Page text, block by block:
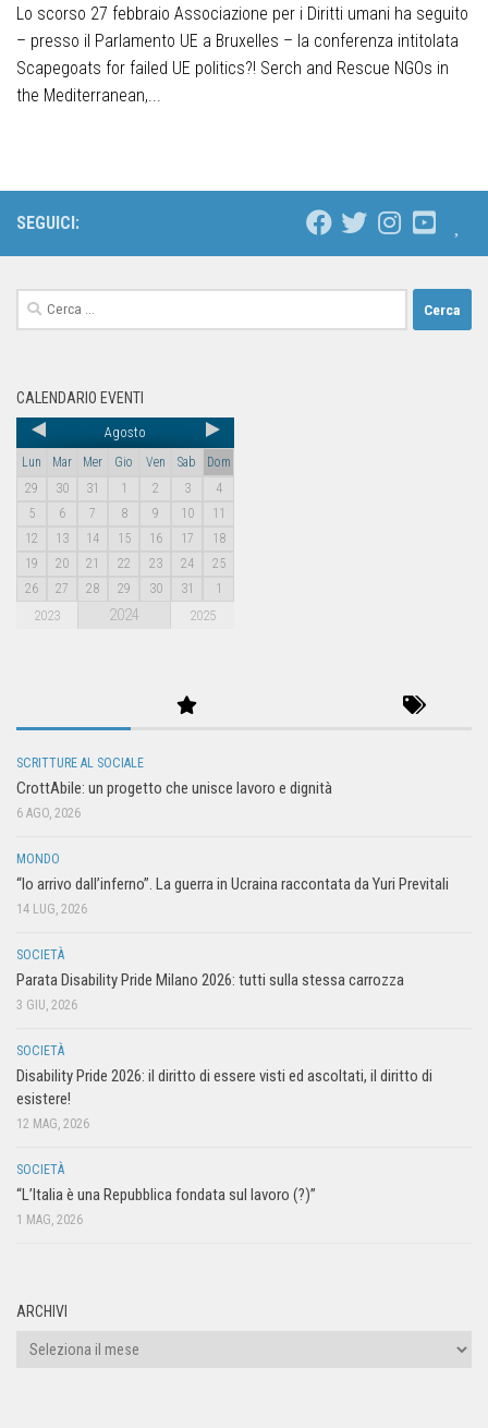
Lo scorso 27 febbraio Associazione per i Diritti umani ha seguito
– presso il Parlamento UE a Bruxelles – la conferenza intitolata
Scapegoats for failed UE politics?! Serch and Rescue NGOs in
the Mediterranean,...
SEGUICI:
CALENDARIO EVENTI
Agosto
Lun Mar Mer Gio Ven Sab
Dom
29
30 31 1 2 3
4
5
6 7 8 9 10
11
12
13 14 15 16 17
18
19
20 21 22 23 24
25
26
27 28 29 30 31 1
2023 2024 2025
SCRITTURE AL SOCIALE
CrottAbile: un progetto che unisce lavoro e dignità
6 AGO, 2026
MONDO
“Io arrivo dall’inferno”. La guerra in Ucraina raccontata da Yuri Previtali
14 LUG, 2026
SOCIETÀ
Parata Disability Pride Milano 2026: tutti sulla stessa carrozza
3 GIU, 2026
SOCIETÀ
Disability Pride 2026: il diritto di essere visti ed ascoltati, il diritto di
esistere!
12 MAG, 2026
SOCIETÀ
“L’Italia è una Repubblica fondata sul lavoro (?)”
1 MAG, 2026
ARCHIVI